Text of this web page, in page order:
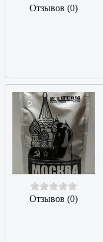
Отзывов (0)
Отзывов (0)